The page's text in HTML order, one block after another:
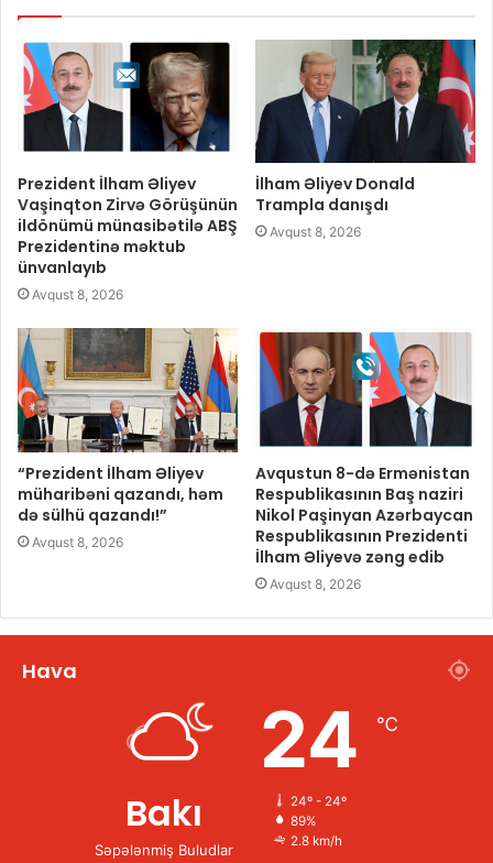
Prezident İlham Əliyev
Vaşinqton Zirvə Görüşünün
ildönümü münasibətilə ABŞ
Prezidentinə məktub
ünvanlayıb
Avqust 8, 2026
İlham Əliyev Donald
Trampla danışdı
Avqust 8, 2026
“Prezident İlham Əliyev
müharibəni qazandı, həm
də sülhü qazandı!”
Avqust 8, 2026
Avqustun 8-də Ermənistan
Respublikasının Baş naziri
Nikol Paşinyan Azərbaycan
Respublikasının Prezidenti
İlham Əliyevə zəng edib
Avqust 8, 2026
Hava
Bakı
Səpələnmiş Buludlar
24 ℃
24º - 24º
89%
2.8 km/h